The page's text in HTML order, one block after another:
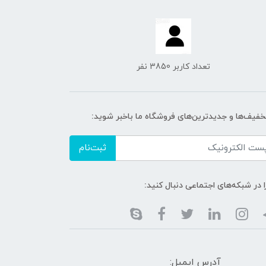
تعداد کاربر 3850 نفر
و جدیدترین‌های فروشگاه ما باخبر شوید:
ثبت‌نام
در شبکه‌های اجتماعی دنبال کنید:
آدرس ایمیل: